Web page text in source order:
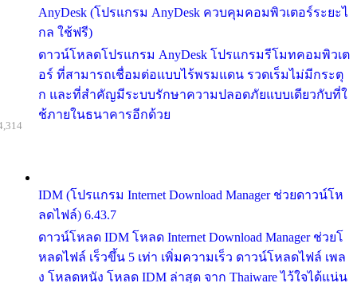
AnyDesk (โปรแกรม AnyDesk ควบคุมคอมพิวเตอร์ระยะไ
กล ใช้ฟรี)
ดาวน์โหลดโปรแกรม AnyDesk โปรแกรมรีโมทคอมพิวเต
อร์ ที่สามารถเชื่อมต่อแบบไร้พรมแดน รวดเร็มไม่มีกระตุ
ก และที่สำคัญมีระบบรักษาความปลอดภัยแบบเดียวกับที่ใ
ช้ภายในธนาคารอีกด้วย
IDM (โปรแกรม Internet Download Manager ช่วยดาวน์โห
ลดไฟล์) 6.43.7
ดาวน์โหลด IDM โหลด Internet Download Manager ช่วยโ
หลดไฟล์ เร็วขึ้น 5 เท่า เพิ่มความเร็ว ดาวน์โหลดไฟล์ เพล
ง โหลดหนัง โหลด IDM ล่าสุด จาก Thaiware ไว้ใจได้แน่น